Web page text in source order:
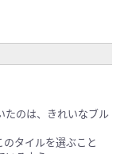
たのは、きれいなブル
タイルを選ぶこと